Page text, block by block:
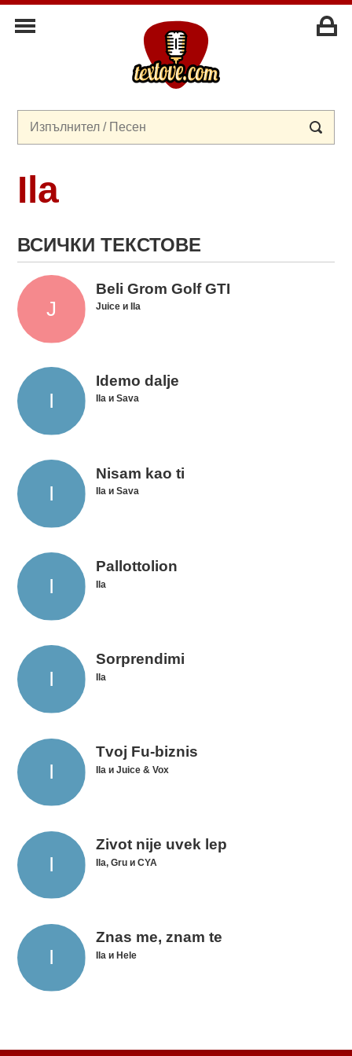
Ila
ВСИЧКИ ТЕКСТОВЕ
Beli Grom Golf GTI
Juice и Ila
Idemo dalje
Ila и Sava
Nisam kao ti
Ila и Sava
Pallottolion
Ila
Sorprendimi
Ila
Tvoj Fu-biznis
Ila и Juice & Vox
Zivot nije uvek lep
Ila, Gru и CYA
Znas me, znam te
Ila и Hele